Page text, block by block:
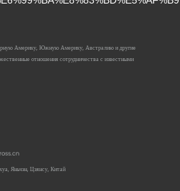
Америку, Южную Америку, Австралию и другие
отношения сотрудничества с известными
Яньчэн, Цзянсу, Китай